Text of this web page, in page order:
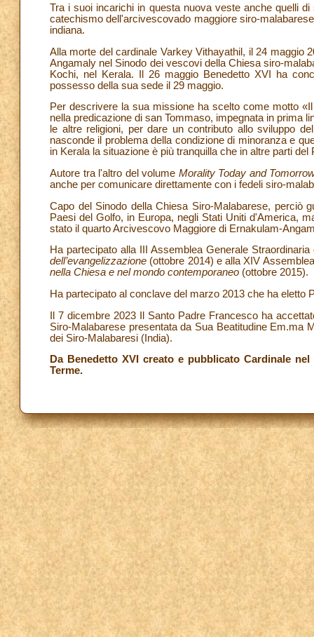
Tra i suoi incarichi in questa nuova veste anche quelli
catechismo dell'arcivescovado maggiore siro-
indiana.
Alla morte del cardinale Varkey Vithayathil, il 24 maggio
Angamaly nel Sinodo dei vescovi della Chiesa siro-
Kochi, nel Kerala. Il 26 maggio Benedetto XVI ha
possesso della sua sede il 29 maggio.
Per descrivere la sua missione ha scelto come motto
nella predicazione di san Tommaso, impegnata in prima
le altre religioni, per dare un contributo allo sviluppo
nasconde il problema della condizione di minoranza e
in Kerala la situazione è più tranquilla che in altre parti
Autore tra l'altro del volume Morality Today and
anche per comunicare direttamente con i fedeli siro-
Capo del Sinodo della Chiesa Siro-Malabarese, perciò
Paesi del Golfo, in Europa, negli Stati Uniti d'America,
stato il quarto Arcivescovo Maggiore di Ernakulam-
Ha partecipato alla III Assemblea Generale
dell’evangelizzazione (ottobre 2014) e alla XIV
nella Chiesa e nel mondo contemporaneo (ottobre 2015).
Ha partecipato al conclave del marzo 2013 che ha eletto
Il 7 dicembre 2023 Il Santo Padre Francesco ha
Siro-Malabarese presentata da Sua Beatitudine Em.ma
dei Siro-Malabaresi (India).
Da Benedetto XVI creato e pubblicato Cardinale
Terme.